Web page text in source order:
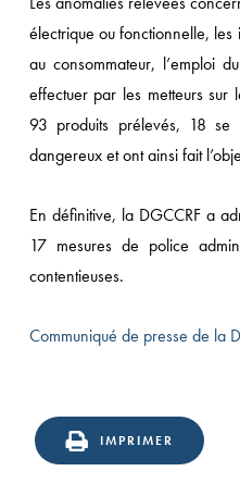
électrique ou fonctionnelle,
au consommateur, l’emploi
effectuer par les metteurs sur
93 produits prélevés, 18 se
dangereux et ont ainsi fait
En définitive, la DGCCRF a
17 mesures de police
contentieuses.
Communiqué de presse de la
IMPRIMER